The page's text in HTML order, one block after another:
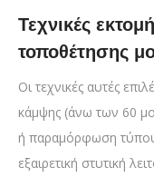
Τεχνικές
τοποθέτησης
Οι τεχνικές αυτές
κάμψης (άνω των 60
ή παραμόρφωση τύπου
εξαιρετική στυτική